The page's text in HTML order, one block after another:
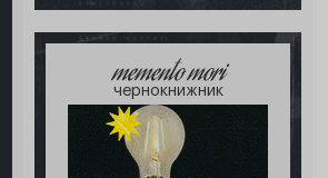
memento mori
чернокнижник